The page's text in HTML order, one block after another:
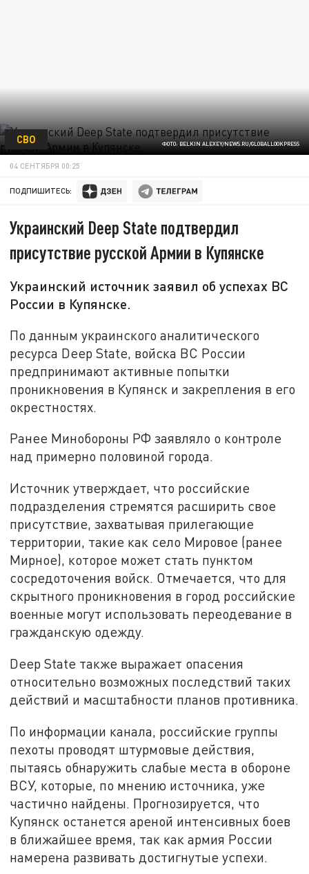
ФОТО: BELKIN ALEXEY/NEWS.RU/GLOBALLOOKPRESS
СВО
04 СЕНТЯБРЯ 00:25
ПОДПИШИТЕСЬ:
Украинский Deep State подтвердил
присутствие русской Армии в Купянске
Украинский источник заявил об успехах ВС
России в Купянске.
По данным украинского аналитического
ресурса Deep State, войска ВС России
предпринимают активные попытки
проникновения в Купянск и закрепления в его
окрестностях.
Ранее Минобороны РФ заявляло о контроле
над примерно половиной города.
Источник утверждает, что российские
подразделения стремятся расширить свое
присутствие, захватывая прилегающие
территории, такие как село Мировое (ранее
Мирное), которое может стать пунктом
сосредоточения войск. Отмечается, что для
скрытного проникновения в город российские
военные могут использовать переодевание в
гражданскую одежду.
Deep State также выражает опасения
относительно возможных последствий таких
действий и масштабности планов противника.
По информации канала, российские группы
пехоты проводят штурмовые действия,
пытаясь обнаружить слабые места в обороне
ВСУ, которые, по мнению источника, уже
частично найдены. Прогнозируется, что
Купянск останется ареной интенсивных боев
в ближайшее время, так как армия России
намерена развивать достигнутые успехи.